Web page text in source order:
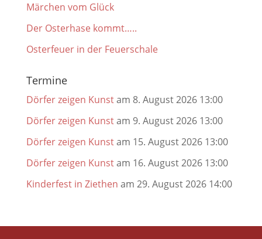
Märchen vom Glück
Der Osterhase kommt…..
Osterfeuer in der Feuerschale
Termine
Dörfer zeigen Kunstam 8. August 2026 13:00
Dörfer zeigen Kunstam 9. August 2026 13:00
Dörfer zeigen Kunstam 15. August 2026 13:00
Dörfer zeigen Kunstam 16. August 2026 13:00
Kinderfest in Ziethen am 29. August 2026 14:00